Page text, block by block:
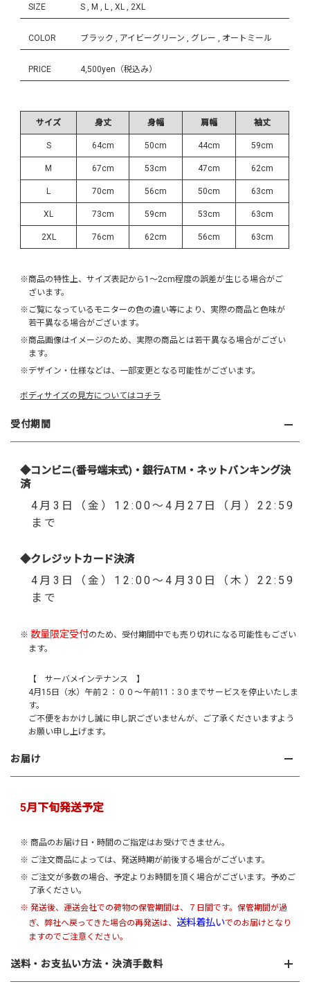
SIZE S , M , L , XL , 2XL
COLOR ブラック , アイビーグリーン , グレー , オートミール
PRICE 4,500yen（税込み）
サイズ 身丈 身幅 肩幅 袖丈
S 64cm 50cm 44cm 59cm
M 67cm 53cm 47cm 62cm
L 70cm 56cm 50cm 63cm
XL 73cm 59cm 53cm 63cm
2XL 76cm 62cm 56cm 63cm
※商品の特性上、サイズ表記から1～2cm程度の誤差が生じる場合がご
ざいます。
※ご覧になっているモニターの色の違い等により、実際の商品と色味が
若干異なる場合がございます。
※商品画像はイメージのため、実際の商品とは若干異なる場合がござい
ます。
※デザイン・仕様などは、一部変更となる可能性がございます。
ボディサイズの見方についてはコチラ
受付期間
◆コンビニ(番号端末式)・銀行ATM・ネットバンキング決
済
4月3日（金）12:00～4月27日（月）22:59
まで
◆クレジットカード決済
4月3日（金）12:00～4月30日（木）22:59
まで
※数量限定受付のため、受付期間中でも売り切れになる可能性もござい
ます。
【 サーバメインテナンス 】
4月15日（水）午前２：００～午前11：3０までサービスを停止いたしま
す。
ご不便をおかけし誠に申し訳ございませんが、ご了承くださいますよう
お願い申し上げます。
お届け
5月下旬発送予定
※ 商品のお届け日・時間のご指定はお受けできません。
※ ご注文商品によっては、発送時期が前後する場合がございます。
※ ご注文が多数の場合、予定よりお時間を頂く場合がございます。予めご
了承ください。
※ 発送後、運送会社での荷物の保管期間は、７日間です。保管期間が過
ぎ、弊社へ戻ってきた場合の再発送は、 送料着払いでのお届けとなり
ますのでご注意ください。
送料・お支払い方法・決済手数料